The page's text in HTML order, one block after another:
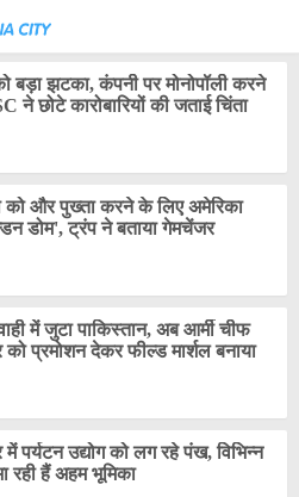
बड़ा झटका, कंपनी पर मोनोपॉली करने
ने छोटे कारोबारियों की जताई चिंता
को और पुख्ता करने के लिए अमेरिका
डोम', ट्रंप ने बताया गेमचेंजर
में जुटा पाकिस्तान, अब आर्मी चीफ
प्रमोशन देकर फील्ड मार्शल बनाया
में पर्यटन उद्योग को लग रहे पंख, विभिन्न
रही हैं अहम भूमिका